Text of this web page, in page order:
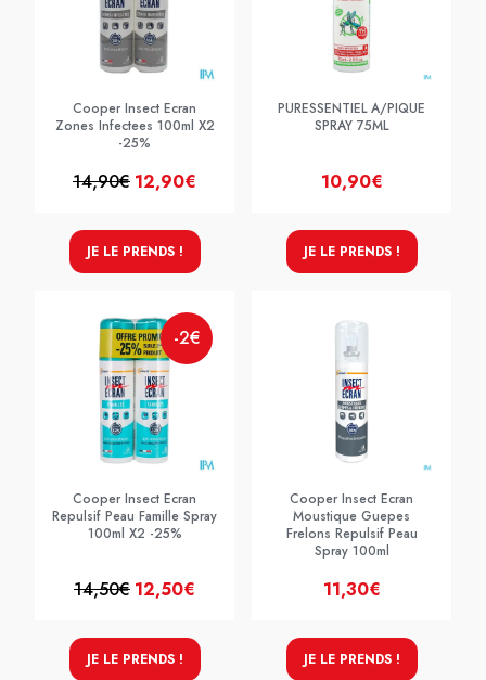
Cooper Insect Ecran
Zones Infectees 100ml X2
-25%
14,90€ 12,90€
JE LE PRENDS !
PURESSENTIEL A/PIQUE
SPRAY 75ML
10,90€
JE LE PRENDS !
-2€
Cooper Insect Ecran
Repulsif Peau Famille Spray
100ml X2 -25%
14,50€ 12,50€
JE LE PRENDS !
Cooper Insect Ecran
Moustique Guepes
Frelons Repulsif Peau
Spray 100ml
11,30€
JE LE PRENDS !